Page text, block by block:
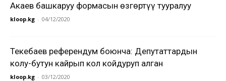
Акаев башкаруу формасын өзгөртүү тууралуу
kloop.kg - 04/12/2020
Текебаев референдум боюнча: Депутаттардын
колу-бутун кайрып кол койдуруп алган
kloop.kg - 03/12/2020